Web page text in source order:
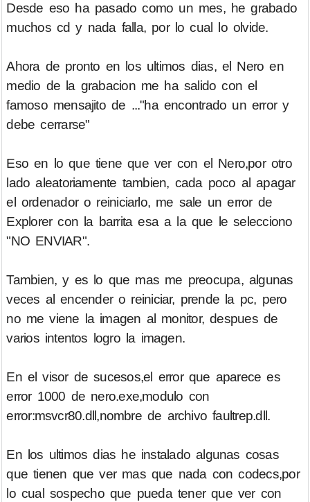
Desde eso ha pasado como un mes, he grabado
muchos cd y nada falla, por lo cual lo olvide.
Ahora de pronto en los ultimos dias, el Nero en
medio de la grabacion me ha salido con el
famoso mensajito de ..."ha encontrado un error y
debe cerrarse"
Eso en lo que tiene que ver con el Nero,por otro
lado aleatoriamente tambien, cada poco al apagar
el ordenador o reiniciarlo, me sale un error de
Explorer con la barrita esa a la que le selecciono
"NO ENVIAR".
Tambien, y es lo que mas me preocupa, algunas
veces al encender o reiniciar, prende la pc, pero
no me viene la imagen al monitor, despues de
varios intentos logro la imagen.
En el visor de sucesos,el error que aparece es
error 1000 de nero.exe,modulo con
error:msvcr80.dll,nombre de archivo faultrep.dll.
En los ultimos dias he instalado algunas cosas
que tienen que ver mas que nada con codecs,por
lo cual sospecho que pueda tener que ver con